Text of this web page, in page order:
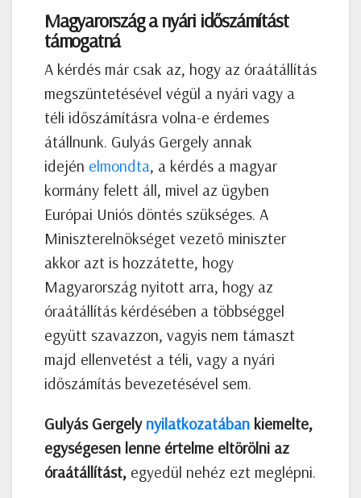
Magyarország a nyári időszámítást
támogatná
A kérdés már csak az, hogy az óraátállítás
megszüntetésével végül a nyári vagy a
téli időszámításra volna-e érdemes
átállnunk. Gulyás Gergely annak
idején elmondta, a kérdés a magyar
kormány felett áll, mivel az ügyben
Európai Uniós döntés szükséges. A
Miniszterelnökséget vezető miniszter
akkor azt is hozzátette, hogy
Magyarország nyitott arra, hogy az
óraátállítás kérdésében a többséggel
együtt szavazzon, vagyis nem támaszt
majd ellenvetést a téli, vagy a nyári
időszámítás bevezetésével sem.
Gulyás Gergely nyilatkozatában kiemelte,
egységesen lenne értelme eltörölni az
óraátállítást, egyedül nehéz ezt meglépni.